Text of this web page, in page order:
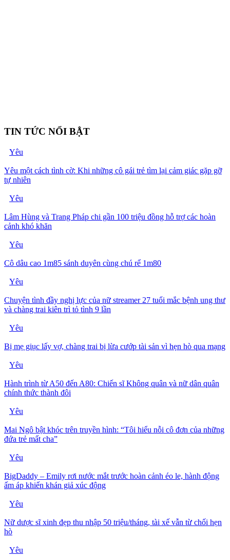
TIN TỨC NỔI BẬT
Yêu
Yêu một cách tình cờ: Khi những cô gái trẻ tìm lại cảm giác gặp gỡ
tự nhiên
Yêu
Lâm Hùng và Trang Pháp chi gần 100 triệu đồng hỗ trợ các hoàn
cảnh khó khăn
Yêu
Cô dâu cao 1m85 sánh duyên cùng chú rể 1m80
Yêu
Chuyện tình đầy nghị lực của nữ streamer 27 tuổi mắc bệnh ung thư
và chàng trai kiên trì tỏ tình 9 lần
Yêu
Bị mẹ giục lấy vợ, chàng trai bị lừa cướp tài sản vì hẹn hò qua mạng
Yêu
Hành trình từ A50 đến A80: Chiến sĩ Không quân và nữ dân quân
chính thức thành đôi
Yêu
Mai Ngô bật khóc trên truyền hình: “Tôi hiểu nỗi cô đơn của những
đứa trẻ mất cha”
Yêu
BigDaddy – Emily rơi nước mắt trước hoàn cảnh éo le, hành động
ấm áp khiến khán giả xúc động
Yêu
Nữ dược sĩ xinh đẹp thu nhập 50 triệu/tháng, tài xế vẫn từ chối hẹn
hò
Yêu